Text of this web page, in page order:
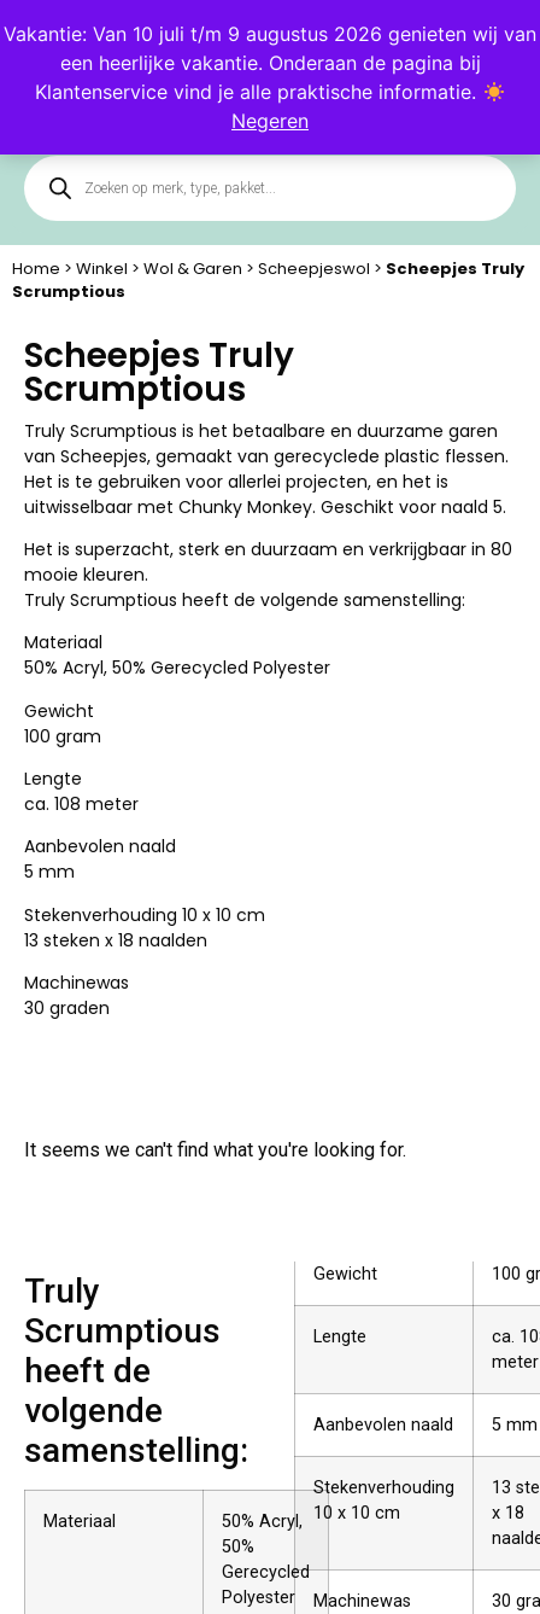
Vakantie: Van 10 juli t/m 9 augustus 2026 genieten wij van
een heerlijke vakantie. Onderaan de pagina bij
Klantenservice vind je alle praktische informatie.
Negeren
BlogKlantenservice
Home > Winkel > Wol & Garen > Scheepjeswol > Scheepjes Truly
Scrumptious
Scheepjes Truly
Scrumptious
Truly Scrumptious is het betaalbare en duurzame garen
van Scheepjes, gemaakt van gerecyclede plastic flessen.
Het is te gebruiken voor allerlei projecten, en het is
uitwisselbaar met Chunky Monkey. Geschikt voor naald 5.
Het is superzacht, sterk en duurzaam en verkrijgbaar in 80
mooie kleuren.
Truly Scrumptious heeft de volgende samenstelling:
Materiaal
50% Acryl, 50% Gerecycled Polyester
Gewicht
100 gram
Lengte
ca. 108 meter
Aanbevolen naald
5 mm
Stekenverhouding 10 x 10 cm
13 steken x 18 naalden
Machinewas
30 graden
It seems we can't find what you're looking for.
Truly
Scrumptious
heeft de
volgende
samenstelling:
Materiaal
50% Acryl,
50%
Gerecycled
Polyester
Gewicht 100
Lengte
ca.
meter
Aanbevolen naald 5 mm
Stekenverhouding
10 x 10 cm
13
x 18
Machinewas 30